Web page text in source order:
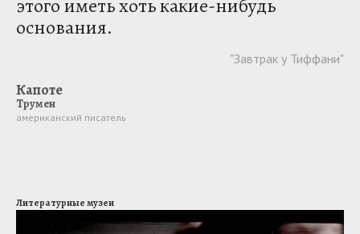
этого иметь хоть какие-нибудь
основания.
"Завтрак у Тиффани"
Капоте
Трумен
американский писатель
Литературные музеи